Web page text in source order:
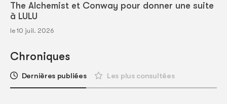
The Alchemist et Conway pour donner une suite
à LULU
le 10 juil. 2026
Chroniques
Dernières publiées Les plus consultées